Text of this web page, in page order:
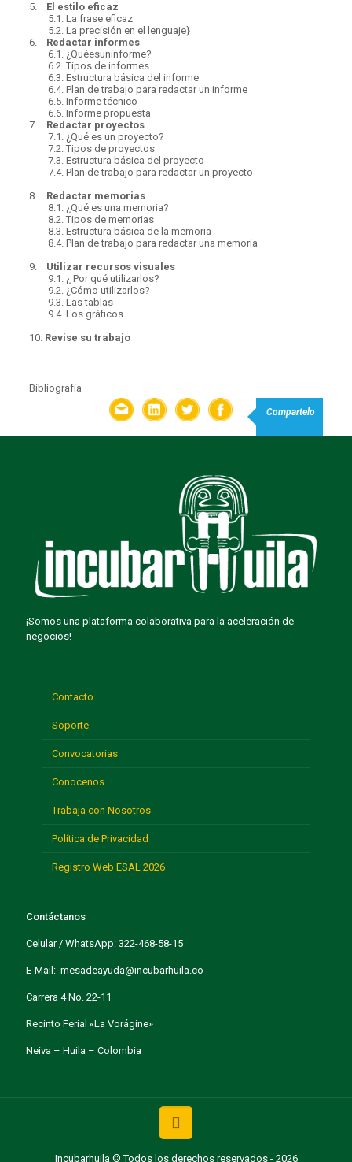
5.
El estilo eficaz
5.1. La frase eficaz
5.2. La precisión en el lenguaje}
6.
Redactar informes
6.1. ¿Quéesuninforme?
6.2. Tipos de informes
6.3. Estructura básica del informe
6.4. Plan de trabajo para redactar un informe
6.5. Informe técnico
6.6. Informe propuesta
7.
Redactar proyectos
7.1. ¿Qué es un proyecto?
7.2. Tipos de proyectos
7.3. Estructura básica del proyecto
7.4. Plan de trabajo para redactar un proyecto
8.
Redactar memorias
8.1. ¿Qué es una memoria?
8.2. Tipos de memorias
8.3. Estructura básica de la memoria
8.4. Plan de trabajo para redactar una memoria
9.
Utilizar recursos visuales
9.1. ¿ Por qué utilizarlos?
9.2. ¿Cómo utilizarlos?
9.3. Las tablas
9.4. Los gráficos
10. Revise su trabajo
Bibliografía
Compartelo
¡Somos una plataforma colaborativa para la aceleración de
negocios!
Contacto
Soporte
Convocatorias
Conocenos
Trabaja con Nosotros
Política de Privacidad
Registro Web ESAL 2026
Contáctanos
Celular / WhatsApp: 322-468-58-15
E-Mail: mesadeayuda@incubarhuila.co
Carrera 4 No. 22-11
Recinto Ferial «La Vorágine»
Neiva – Huila – Colombia
Incubarhuila © Todos los derechos reservados - 2026